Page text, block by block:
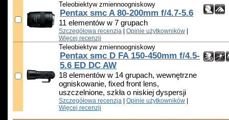
Teleobiektyw zmiennoogniskowy
Pentax smc A 80-200mm f/4.7-5.6
11 elementów w 7 grupach
Szczegółowa recenzja Opinie użytkowników
Więcej recenzji
Teleobiektyw zmiennoogniskowy
Pentax smc D FA 150-450mm f/4.5-
5.6 ED DC AW
18 elementów w 14 grupach, wewnętrzne
ogniskowanie, fixed front lens,
uszczelnione, szkła o niskiej dyspersji
Szczegółowa recenzja Opinie użytkowników
Więcej recenzji